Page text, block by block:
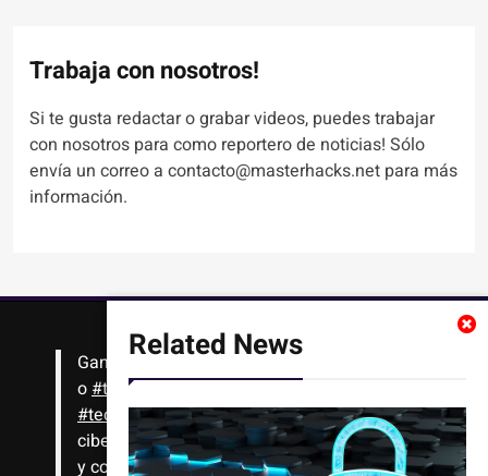
Related News
Trabaja con nosotros!
Si te gusta redactar o grabar videos, puedes trabajar
con nosotros para como reportero de noticias! Sólo
envía un correo a contacto@masterhacks.net para más
información.
Gana #Bitcoin solo con leer artículos, noticias
o#tutoriales
#tecnología,#criptomonedas, seguridad
cibernética y más!! Sólo tienes que registrarte
y comenzar a navegar